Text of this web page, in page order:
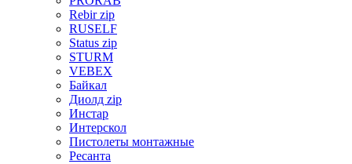
Rebir zip
RUSELF
Status zip
STURM
VEBEX
Байкал
Диолд zip
Инстар
Интерскол
Пистолеты монтажные
Ресанта